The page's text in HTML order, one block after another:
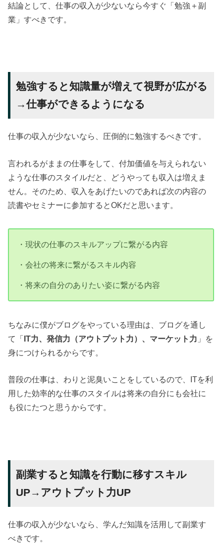
結論として、仕事の収入が少ないなら今すぐ「勉強＋副
業」すべきです。
勉強すると知識量が増えて視野が広がる
→仕事ができるようになる
仕事の収入が少ないなら、圧倒的に勉強するべきです。
言われるがままの仕事をして、付加価値を与えられない
ような仕事のスタイルだと、どうやっても収入は増えま
せん。そのため、収入をあげたいのであれば次の内容の
読書やセミナーに参加するとOKだと思います。
・現状の仕事のスキルアップに繋がる内容
・会社の将来に繋がるスキル内容
・将来の自分のありたい姿に繋がる内容
ちなみに僕がブログをやっている理由は、ブログを通し
て「IT力、発信力（アウトプット力）、マーケット力 」を
身につけられるからです。
普段の仕事は、わりと泥臭いことをしているので、ITを利
用した効率的な仕事のスタイルは将来の自分にも会社に
も役にたつと思うからです。
副業すると知識を行動に移すスキル
UP→アウトプット力UP
仕事の収入が少ないなら、学んだ知識を活用して副業す
べきです。